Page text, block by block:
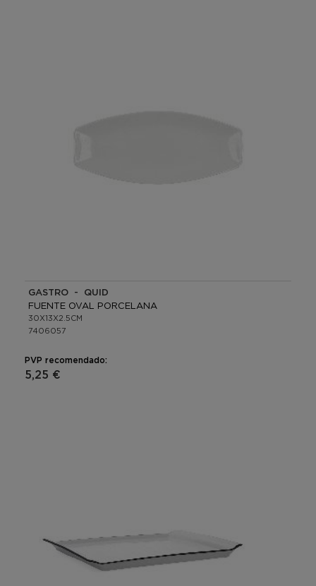
GASTRO - QUID
FUENTE OVAL PORCELANA
30X13X2.5CM
7406057
PVP recomendado:
5,25 €